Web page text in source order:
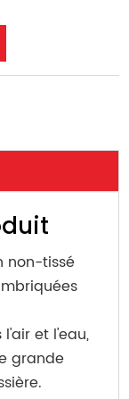
non-tissé
et l'eau,
grande